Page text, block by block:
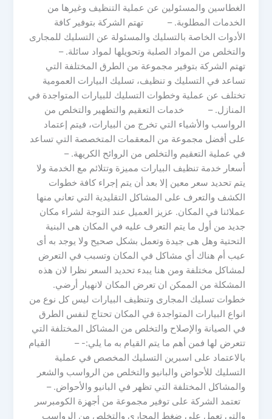
الغطاسين والمسئولين عن عملية التنظيف وغيرها من
الخدمات المطلوبة. – تهتم الشركة بتوفير كافة
الأدوات الخاصة بالتسليك والمسئولة عن التسليك للمجارى
والتخلص من المواد الصلبة وتحويلها لمواد سائلة. –
تهتم الشركة بتوفير مجموعة من الطرق المختلفة التي
تساعد في التسليك و تنظيف، تسليك البيارات العمومية
تختلف عن عملية وخطوات التسليك للبيارات المتواجدة في
المنازل. – خدمات التعقيم والتطهير والتخلص من
الرواسب والأشياء التي تخرج من البيارات، فيتم إعتماد
على أفضل مجموعة من المعقمات المتخصصة التي تساعد
في عملية التعقيم والتخلص من الروائح الكريهة. –
أسعار خدمة تنظيف البيارات مميزة وتتلائم مع الخدمة ولا
يتم تحديد سعر معين إلا بعد أن يتم إجراء كافة خطوات
الكشف والتعرف على المشاكل التقليدية التي تعاني منها
عملائنا في المكان. عزيز العميل عند التوجة لشراء مكان
جديد من أول ما يتم التعرف عليه في المكان هى البنية
التحتية وهل هى جيدة وتعمل بشكل صحيح ولا يوجد به أى
عيب أم هناك أي مشاكل في المكان وتسبب في التعرض
لمشاكل مختلفة ومن هنا يبدء تحديد السعر نظرا لان هذه
المشكلة من الممكن ان تعرض المكان لانهيار أرضي.
خطوات تسليك المجارى وتنظيف البيارات ليس كل نوع من
انواع البيارات المتواجدة في المكان تحتاج لنفس الطرق
في الصيانة والإصلاح والتخلص من المشاكل المختلفة التي
تتعرض لها فمن أهم ما يتم القيام به ما يلي:- – القيام
بالاعتماد على اسبرين التسليك المخصص في عملية
التسليك للأحواض والبانيو والتخلص من الرواسب والشعر
والمشاكل المختلفة التي تظهر في البانيو والأحواض. –
تعتمد الشركة على توفير مجموعة من أجهزة الكومبرسر
والتي تعمل على ضغط المجاري والتخلص من الرواسب